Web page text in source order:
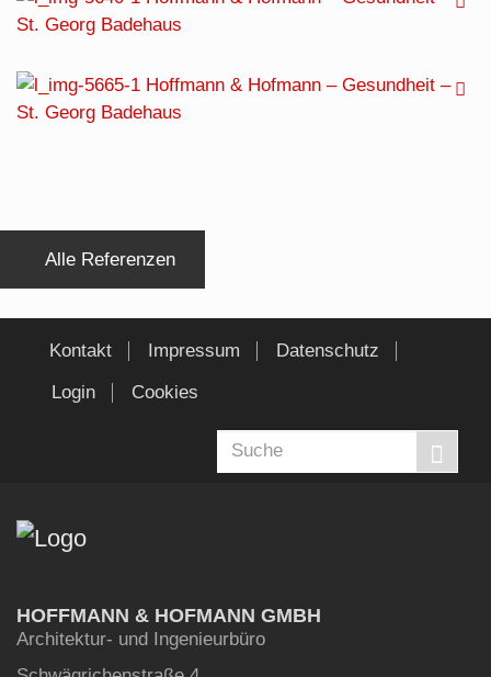
Alle Referenzen
Kontakt Impressum
Datenschutz
Login
Cookies
HOFFMANN & HOFMANN GMBH
Architektur- und Ingenieurbüro